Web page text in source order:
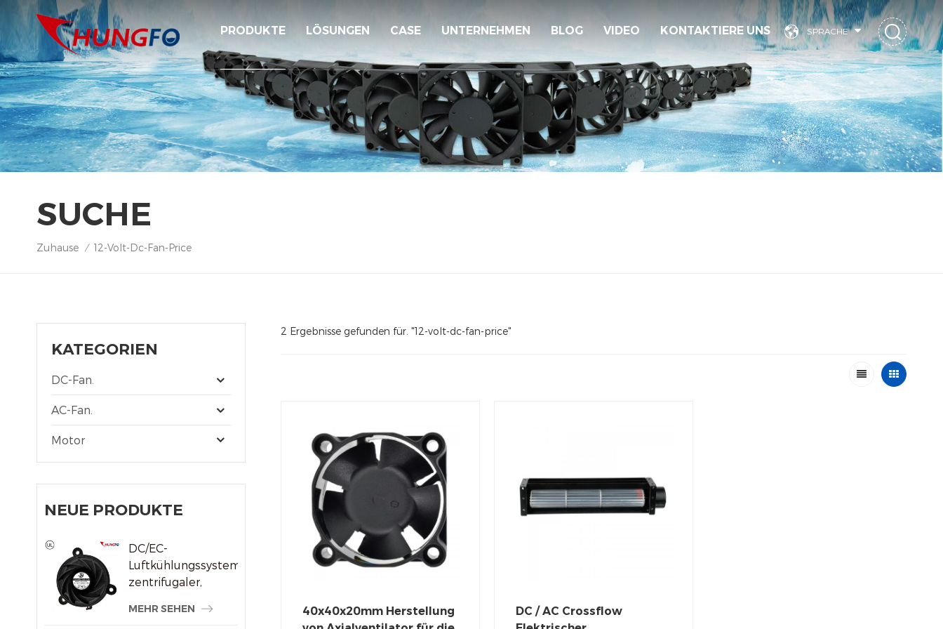
SPRACHE
PRODUKTE LÖSUNGEN CASE UNTERNEHMEN BLOG VIDEO KONTAKTIERE UNS
SUCHE
Zuhause / 12-Volt-Dc-Fan-Price
KATEGORIEN
DC-Fan.
AC-Fan.
Motor
NEUE PRODUKTE
DC/EC-
Luftkühlungssystem,
zentrifugaler,
Kühlerlüfter
MEHR SEHEN
2 Ergebnisse gefunden für. "12-volt-dc-fan-price"
40x40x20mm Herstellung
DC / AC Crossflow